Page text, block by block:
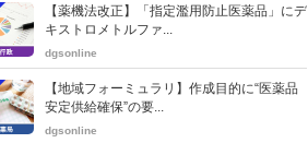
【薬機法改正】「指定濫用防止医薬品」にデ
キストロメトルファ...
dgsonline
【地域フォーミュラリ】作成目的に“医薬品
安定供給確保”の要...
dgsonline